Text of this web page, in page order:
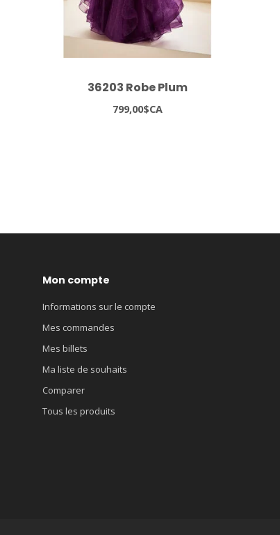
36203 Robe Plum
799,00$CA
Mon compte
Informations sur le compte
Mes commandes
Mes billets
Ma liste de souhaits
Comparer
Tous les produits